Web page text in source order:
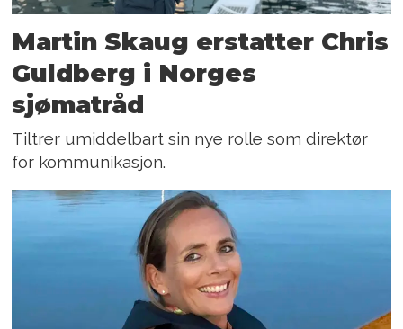
Martin Skaug erstatter Chris
Guldberg i Norges
sjømatråd
Tiltrer umiddelbart sin nye rolle som direktør
for kommunikasjon.